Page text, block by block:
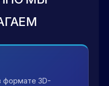
формате 3D-